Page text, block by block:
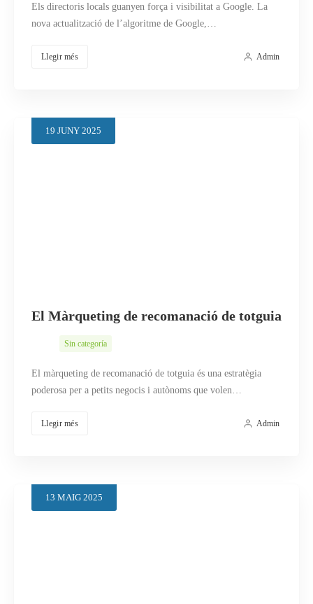
Els directoris locals guanyen força i visibilitat a Google. La
nova actualització de l’algoritme de Google,…
Llegir més Admin
19 JUNY 2025
El Màrqueting de recomanació de totguia
Sin categoría
El màrqueting de recomanació de totguia és una estratègia
poderosa per a petits negocis i autònoms que volen…
Llegir més Admin
13 MAIG 2025